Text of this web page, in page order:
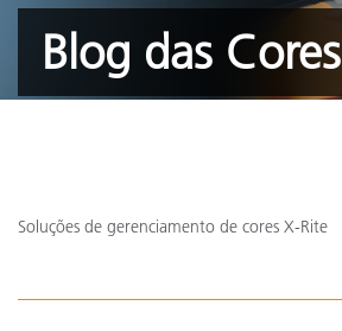
Blog das Cores
Soluções de gerenciamento de cores X-Rite